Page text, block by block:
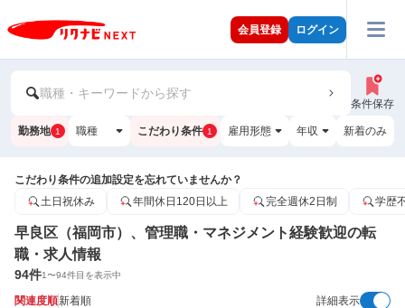
会員登録 ログイン
職種・キーワードから探す
条件保存
勤務地 1 職種 こだわり条件 1 雇用形態 年収 新着のみ
こだわり条件の追加設定を忘れていませんか？
土日祝休み
年間休日120日以上 完全週休2日制 学歴
早良区（福岡市）、管理職・マネジメント経験歓迎の転
職・求人情報
94件1〜94件目を表示中
関連度順新着順 詳細表示